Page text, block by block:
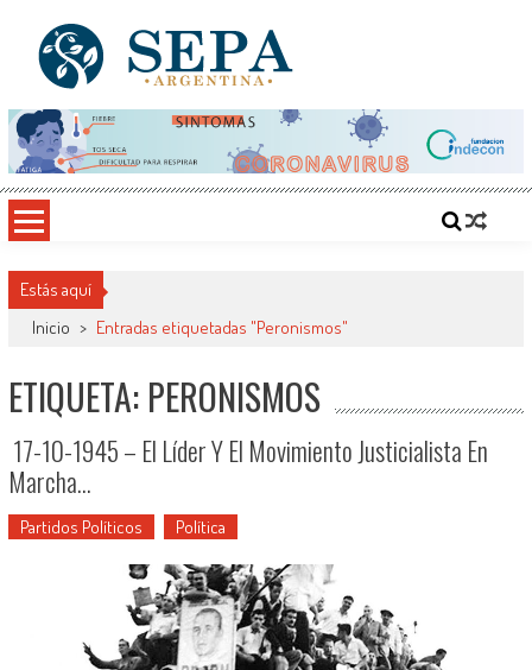
contenido
SEPA Argentina
Sitio del Conocimiento, Cultura y Arte
Estás aquí
Inicio > Entradas etiquetadas "Peronismos"
ETIQUETA: PERONISMOS
17-10-1945 – El Líder Y El Movimiento Justicialista En
Marcha…
Partidos Políticos Política